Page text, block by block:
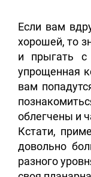
Если вам
хорошей, то
и прыгать с
упрощенная
вам
облегчены и
Кстати,
довольно
разного